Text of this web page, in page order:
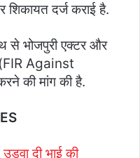
शिकायत दर्ज कराई है.
से भोजपुरी एक्टर और
Against
की मांग की है.
दी भाई की